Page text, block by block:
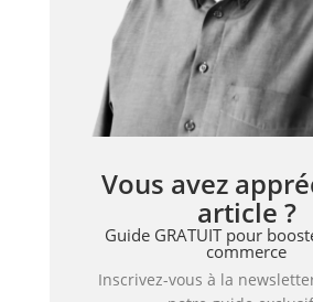
Vous avez
article ?
Guide GRATUIT pour
commerce
Inscrivez-vous à la